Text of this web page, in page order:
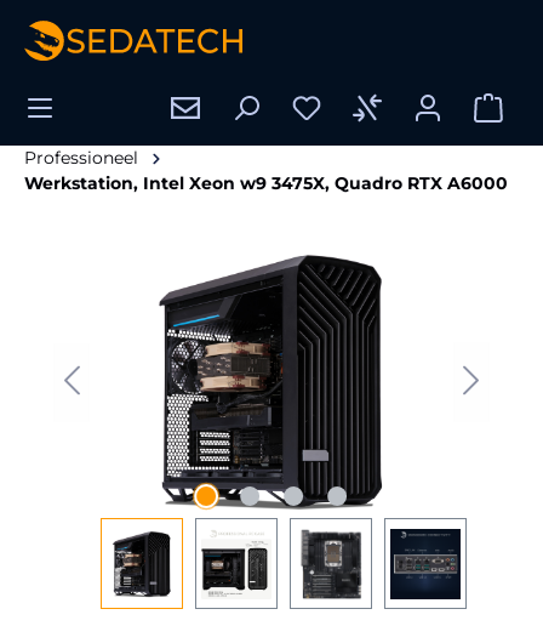
Professioneel
Werkstation, Intel Xeon w9 3475X, Quadro RTX A6000
Afbeeldingengalerij overslaan